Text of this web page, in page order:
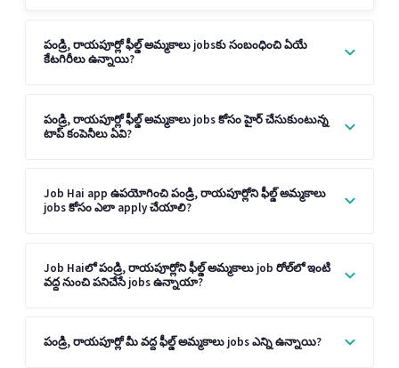
పండ్రి, రాయపూర్లో ఫీల్డ్ అమ్మకాలు jobsకు సంబంధించి ఏయే
కేటగిరీలు ఉన్నాయి?
పండ్రి, రాయపూర్లో ఫీల్డ్ అమ్మకాలు jobs కోసం హైర్ చేసుకుంటున్న
టాప్ కంపెనీలు ఏవి?
Job Hai app ఉపయోగించి పండ్రి, రాయపూర్లోని ఫీల్డ్ అమ్మకాలు
jobs కోసం ఎలా apply చేయాలి?
Job Haiలో పండ్రి, రాయపూర్లోని ఫీల్డ్ అమ్మకాలు job రోల్‌లో ఇంటి
వద్ద నుంచి పనిచేసే jobs ఉన్నాయా?
పండ్రి, రాయపూర్లో మీ వద్ద ఫీల్డ్ అమ్మకాలు jobs ఎన్ని ఉన్నాయి?